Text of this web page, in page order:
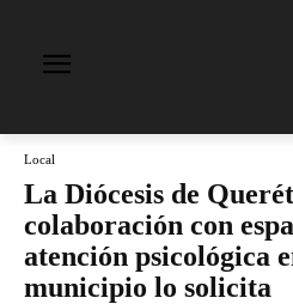
Local
La Diócesis de
colaboración con
atención psicológica
municipio lo solicita